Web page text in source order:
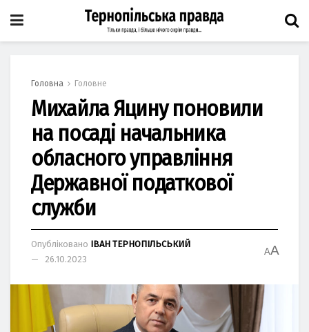
Головна Головне
Михайла Яцину поновили
на посаді начальника
обласного управління
Державної податкової
служби
Опубліковано ІВАН ТЕРНОПІЛЬСЬКИЙ
26.10.2023
AA